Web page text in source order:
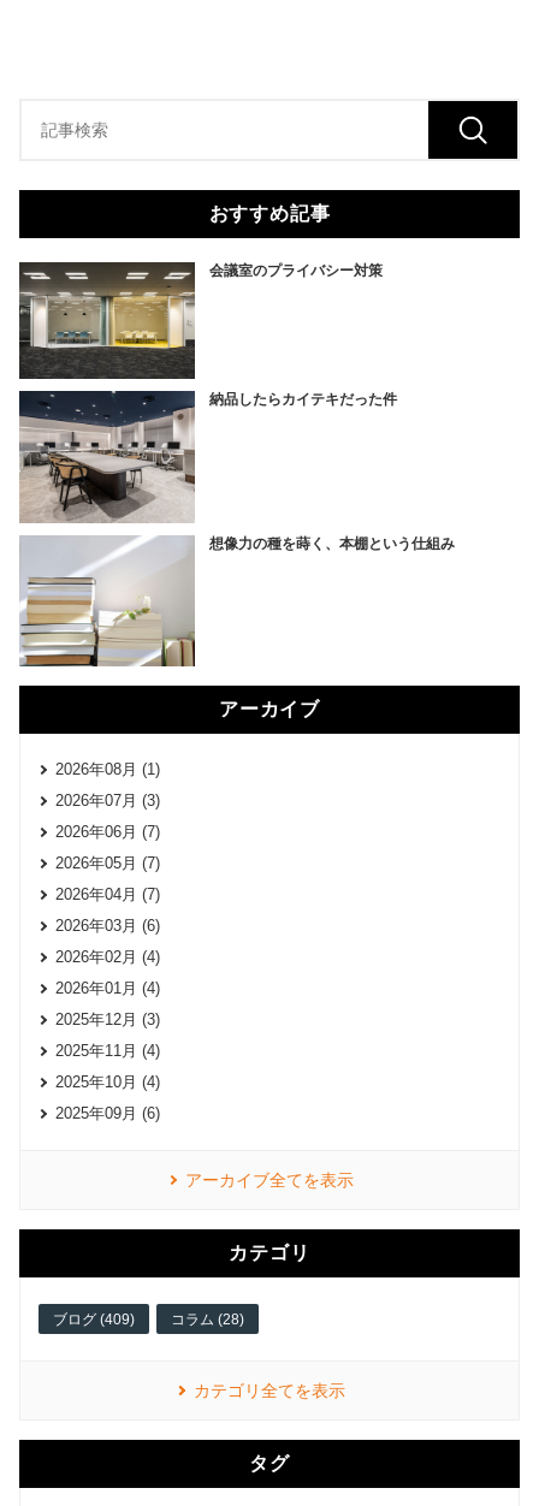
おすすめ記事
会議室のプライバシー対策
納品したらカイテキだった件
想像力の種を蒔く、本棚という仕組み
アーカイブ
2026年08月 (1)
2026年07月 (3)
2026年06月 (7)
2026年05月 (7)
2026年04月 (7)
2026年03月 (6)
2026年02月 (4)
2026年01月 (4)
2025年12月 (3)
2025年11月 (4)
2025年10月 (4)
2025年09月 (6)
アーカイブ全てを表示
カテゴリ
ブログ (409) コラム (28)
カテゴリ全てを表示
タグ